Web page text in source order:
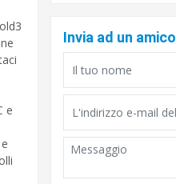
e
Invia ad un amico